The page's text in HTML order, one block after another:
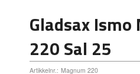
Gladsax Ismo
220 Sal 25
Artikkelnr.: Magnum 220